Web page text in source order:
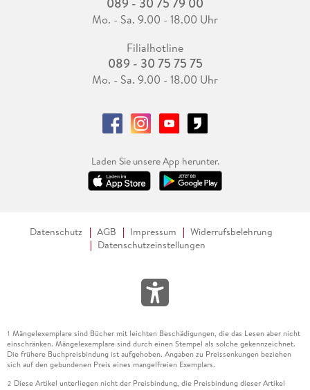
Mo. - Sa. 9.00 - 18.00 Uhr
Filialhotline
089 - 30 75 75 75
Mo. - Sa. 9.00 - 18.00 Uhr
Laden Sie unsere App herunter.
Datenschutz AGB Impressum
Widerrufsbelehrung
Datenschutzeinstellungen
1 Mängelexemplare sind Bücher mit leichten Beschädigungen, die das Lesen aber nicht
einschränken. Mängelexemplare sind durch einen Stempel als solche gekennzeichnet.
Die frühere Buchpreisbindung ist aufgehoben. Angaben zu Preissenkungen beziehen
sich auf den gebundenen Preis eines mangelfreien Exemplars.
2 Diese Artikel unterliegen nicht der Preisbindung, die Preisbindung dieser Artikel